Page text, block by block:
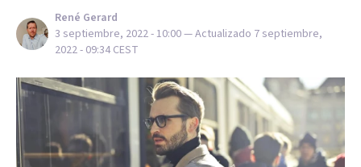
René Gerard
3 septiembre, 2022 - 10:00— Actualizado 7 septiembre,
2022 - 09:34 CEST